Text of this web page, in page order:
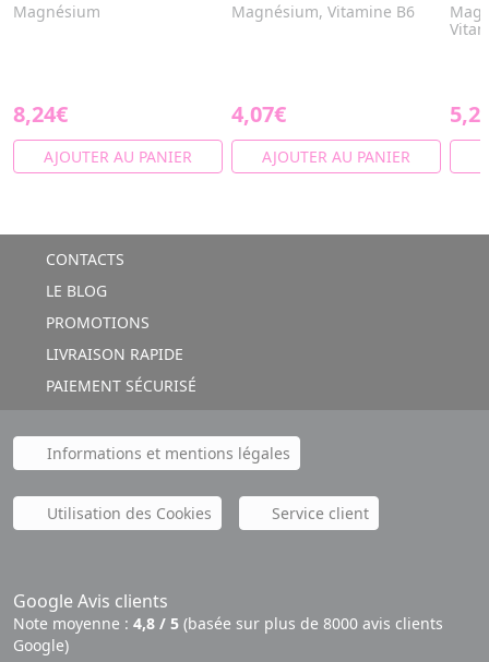
Magnésium
8,24€
AJOUTER AU PANIER
Magnésium, Vitamine B6
4,07€
AJOUTER AU PANIER
CONTACTS
LE BLOG
PROMOTIONS
LIVRAISON RAPIDE
PAIEMENT SÉCURISÉ
Informations et mentions légales
Utilisation des Cookies Service client
Google Avis clients
Note moyenne : 4,8 / 5 (basée sur plus de 8000 avis clients
Google)